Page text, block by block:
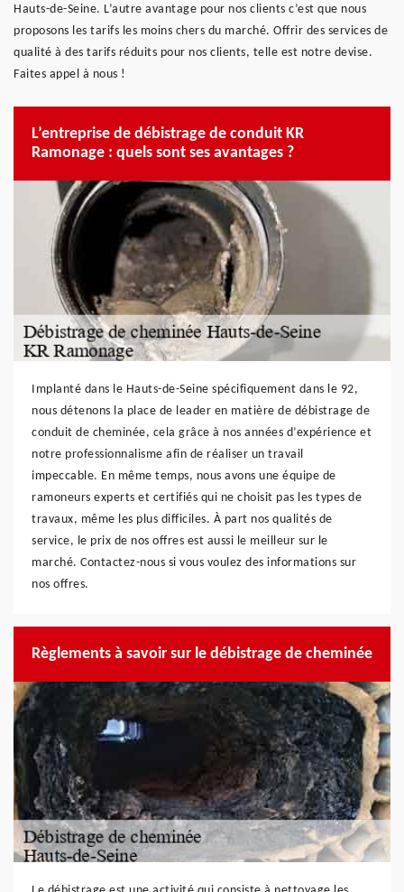
Hauts-de-Seine. L’autre avantage pour nos clients c’est que nous
proposons les tarifs les moins chers du marché. Offrir des services de
qualité à des tarifs réduits pour nos clients, telle est notre devise.
Faites appel à nous !
L’entreprise de débistrage de conduit KR
Ramonage : quels sont ses avantages ?
Implanté dans le Hauts-de-Seine spécifiquement dans le 92,
nous détenons la place de leader en matière de débistrage de
conduit de cheminée, cela grâce à nos années d’expérience et
notre professionnalisme afin de réaliser un travail
impeccable. En même temps, nous avons une équipe de
ramoneurs experts et certifiés qui ne choisit pas les types de
travaux, même les plus difficiles. À part nos qualités de
service, le prix de nos offres est aussi le meilleur sur le
marché. Contactez-nous si vous voulez des informations sur
nos offres.
Règlements à savoir sur le débistrage de cheminée